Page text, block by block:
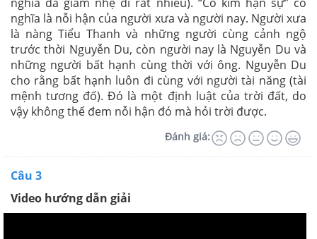
nghĩa là nỗi hận của người xưa và người nay. Người xưa
là nàng Tiểu Thanh và những người cùng cảnh ngộ
trước thời Nguyễn Du, còn người nay là Nguyễn Du và
những người bất hạnh cùng thời với ông. Nguyễn Du
cho rằng bất hạnh luôn đi cùng với người tài năng (tài
mệnh tương đố). Đó là một định luật của trời đất, do
vậy không thể đem nỗi hận đó mà hỏi trời được.
Đánh giá:
Câu 3
Video hướng dẫn giải